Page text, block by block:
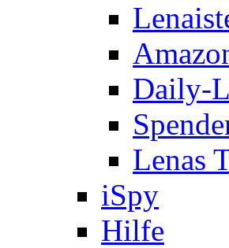
Daily-
Lenas
iSpy
Hilfe